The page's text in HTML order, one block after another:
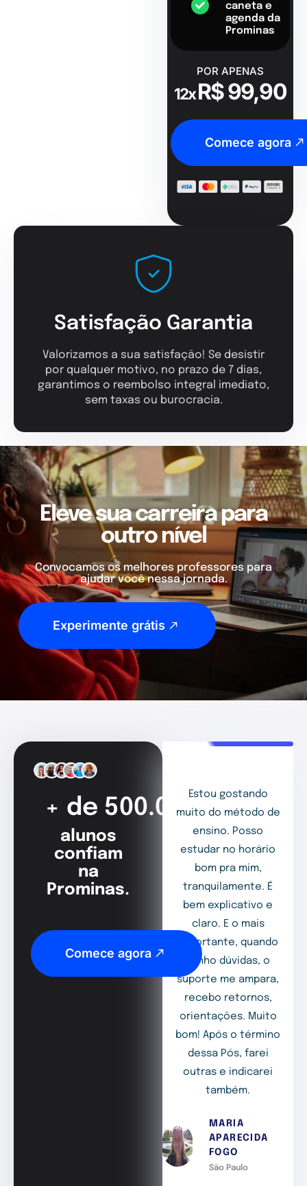
caneta e
agenda da
Prominas
POR APENAS
12xR$ 99,90
Comece agora
Satisfação Garantia
Valorizamos a sua satisfação! Se desistir
por qualquer motivo, no prazo de 7 dias,
garantimos o reembolso integral imediato,
sem taxas ou burocracia.
Eleve sua carreira para
outro nível
Convocamos os melhores professores para
ajudar você nessa jornada.
Experimente grátis
+ de 500.000
alunos
confiam
na
Prominas.
Comece agora
Estou gostando
muito do método de
ensino. Posso
estudar no horário
bom pra mim,
tranquilamente. É
bem explicativo e
claro. E o mais
importante, quando
tenho dúvidas, o
suporte me ampara,
recebo retornos,
orientações. Muito
bom! Após o término
dessa Pós, farei
outras e indicarei
também.
MARIA
APARECIDA
FOGO
São Paulo